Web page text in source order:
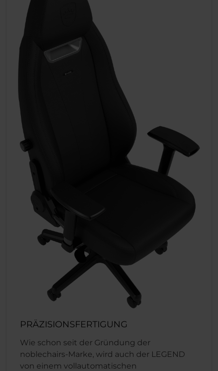
PRÄZISIONSFERTIGUNG
Wie schon seit der Gründung der
noblechairs-Marke, wird auch der LEGEND
von einem vollautomatischen